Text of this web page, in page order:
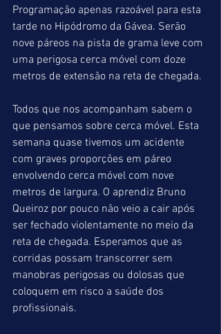
Programação apenas razoável para esta
tarde no Hipódromo da Gávea. Serão
nove páreos na pista de grama leve com
uma perigosa cerca móvel com doze
metros de extensão na reta de chegada.
Todos que nos acompanham sabem o
que pensamos sobre cerca móvel. Esta
semana quase tivemos um acidente
com graves proporções em páreo
envolvendo cerca móvel com nove
metros de largura. O aprendiz Bruno
Queiroz por pouco não veio a cair após
ser fechado violentamente no meio da
reta de chegada. Esperamos que as
corridas possam transcorrer sem
manobras perigosas ou dolosas que
coloquem em risco a saúde dos
profissionais.